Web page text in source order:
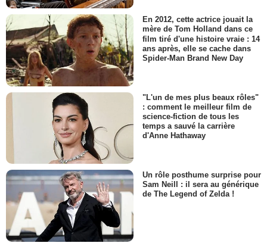
En 2012, cette actrice jouait la
mère de Tom Holland dans ce
film tiré d'une histoire vraie : 14
ans après, elle se cache dans
Spider-Man Brand New Day
"L'un de mes plus beaux rôles"
: comment le meilleur film de
science-fiction de tous les
temps a sauvé la carrière
d'Anne Hathaway
Un rôle posthume surprise pour
Sam Neill : il sera au générique
de The Legend of Zelda !